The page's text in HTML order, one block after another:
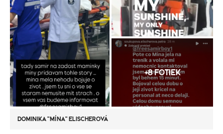
+8 FOTIEK
DOMINIKA "MÍNA" ELISCHEROVÁ